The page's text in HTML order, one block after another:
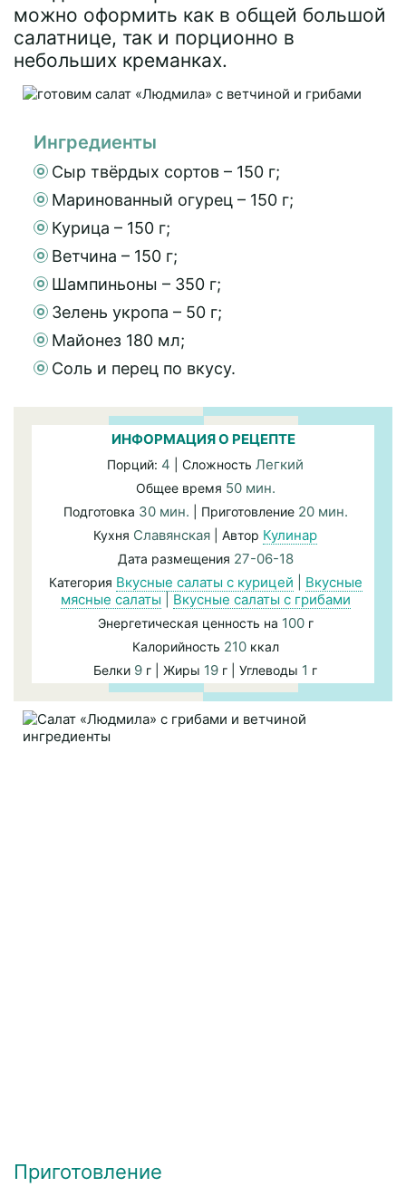
можно оформить как в общей большой
салатнице, так и порционно в
небольших креманках.
Ингредиенты
Сыр твёрдых сортов – 150 г;
Маринованный огурец – 150 г;
Курица – 150 г;
Ветчина – 150 г;
Шампиньоны – 350 г;
Зелень укропа – 50 г;
Майонез 180 мл;
Соль и перец по вкусу.
ИНФОРМАЦИЯ О РЕЦЕПТЕ
Порций: 4 | Сложность Легкий
Общее время 50 мин.
Подготовка 30 мин. | Приготовление 20 мин.
Кухня Славянская | Автор Кулинар
Дата размещения 27-06-18
Категория Вкусные салаты с курицей
Вкусные
мясные салаты
Вкусные салаты с грибами
Энергетическая ценность на 100г
Калорийность 210ккал
Белки 9 г | Жиры 19 г | Углеводы 1 г
Приготовление